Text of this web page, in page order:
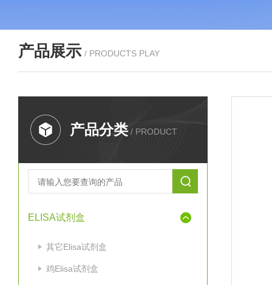
产品展示 / PRODUCTS PLAY
产品分类 / PRODUCT
ELISA试剂盒
其它Elisa试剂盒
鸡Elisa试剂盒